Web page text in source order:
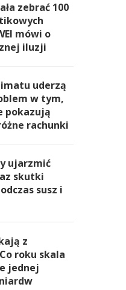
zebrać 100
mówi o
iluzji
uderzą
w tym,
pokazują
rachunki
ujarzmić
skutki
susz i
z
roku skala
jednej